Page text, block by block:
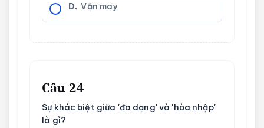
D. Vận may
Câu 24
Sự khác biệt giữa 'đa dạng' và 'hòa nhập'
là gì?